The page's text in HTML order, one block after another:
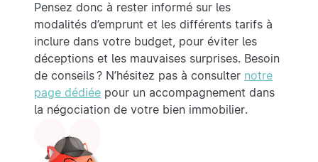
Pensez donc à rester informé sur les
modalités d’emprunt et les différents tarifs à
inclure dans votre budget, pour éviter les
déceptions et les mauvaises surprises. Besoin
de conseils ? N’hésitez pas à consulter notre
page dédiée pour un accompagnement dans
la négociation de votre bien immobilier.